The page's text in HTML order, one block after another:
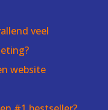
veel
website